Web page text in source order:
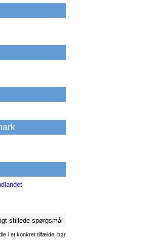
stillede spørgsmål
i et konkret tilfælde, bør